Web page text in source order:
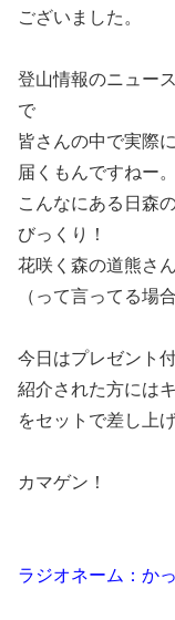
ございました。
登山情報のニュー
で
皆さんの中で実際
届くもんですねー。
こんなにある日森
びっくり！
花咲く森の道熊さ
（って言ってる場合
今日はプレゼント付
紹介された方には
をセットで差し上げ
カマゲン！
ラジオネーム：か